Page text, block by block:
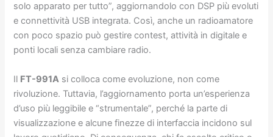
solo apparato per tutto”, aggiornandolo con DSP più evoluti
e connettività USB integrata. Così, anche un radioamatore
con poco spazio può gestire contest, attività in digitale e
ponti locali senza cambiare radio.
Il FT-991A si colloca come evoluzione, non come
rivoluzione. Tuttavia, l’aggiornamento porta un’esperienza
d’uso più leggibile e “strumentale”, perché la parte di
visualizzazione e alcune finezze di interfaccia incidono sul